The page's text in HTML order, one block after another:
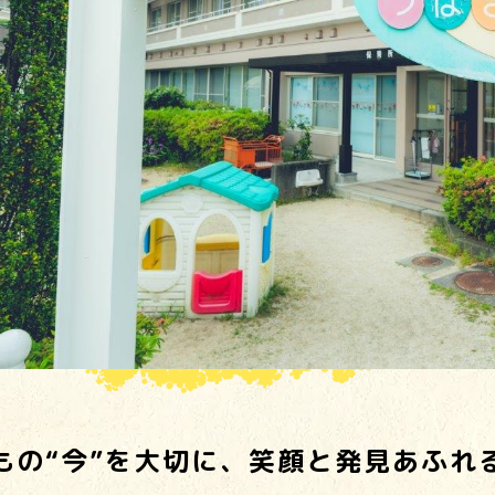
園のご紹介
の“今”を大切に、笑顔と発見あふれ